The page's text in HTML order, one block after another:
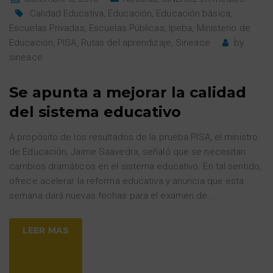
Calidad Educativa, Educación, Educación básica,
Escuelas Privadas, Escuelas Públicas, Ipeba, Ministerio de
Educación, PISA, Rutas del aprendizaje, Sineace
by
sineace
Se apunta a mejorar la calidad
del sistema educativo
A propósito de los resultados de la prueba PISA, el ministro
de Educación, Jaime Saavedra, señaló que se necesitan
cambios dramáticos en el sistema educativo. En tal sentido,
ofrece acelerar la reforma educativa y anuncia que esta
semana dará nuevas fechas para el examen de
LEER MAS